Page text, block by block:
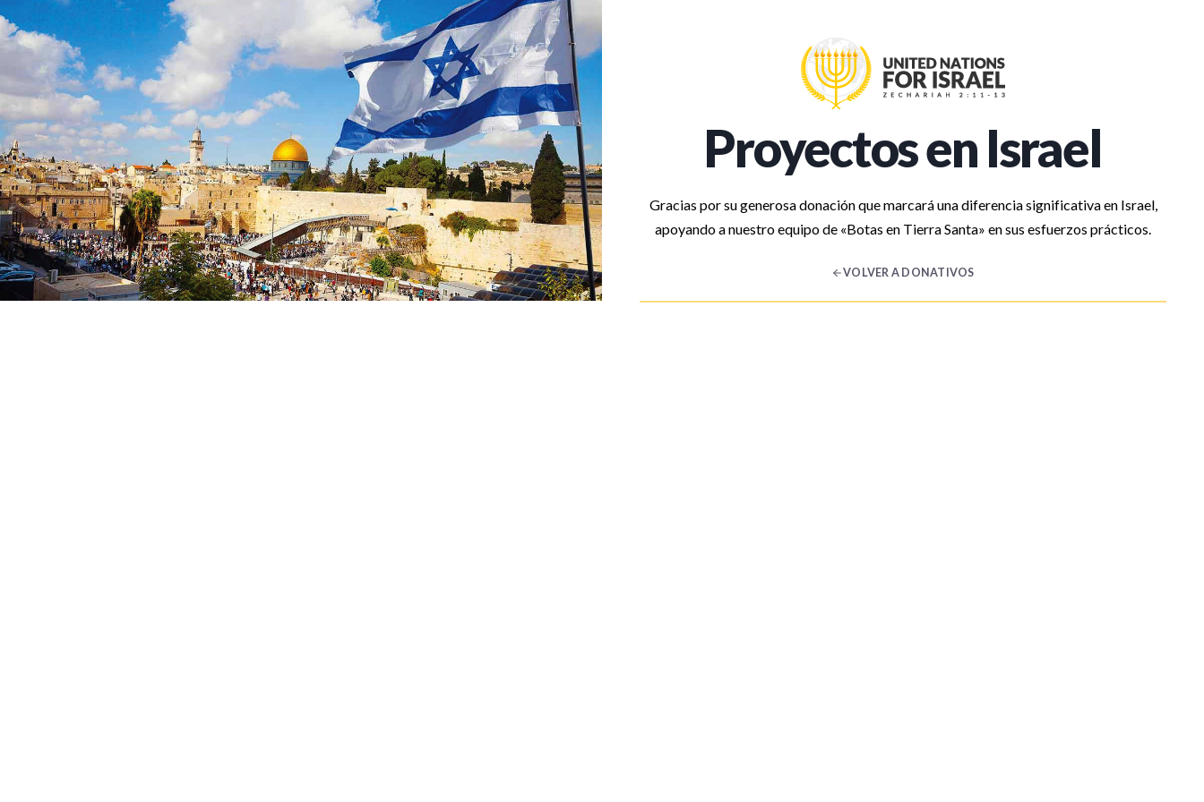
Proyectos en Israel
Gracias por su generosa donación que marcará una diferencia significativa en Israel,
apoyando a nuestro equipo de «Botas en Tierra Santa» en sus esfuerzos prácticos.
VOLVER A DONATIVOS